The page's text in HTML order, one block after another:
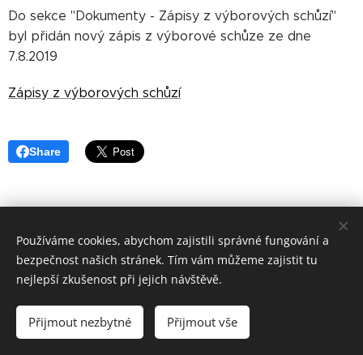
Do sekce "Dokumenty - Zápisy z výborových schůzí"
byl přidán nový zápis z výborové schůze ze dne
7.8.2019
Zápisy z výborových schůzí
Share
Sportovní 142,288 02 Nymburk, IČO:45829110,
nymburk@mocrs.cz
Cookies
Používáme cookies, abychom zajistili správné fungování a
bezpečnost našich stránek. Tím vám můžeme zajistit tu
nejlepší zkušenost při jejich návštěvě.
Přijmout nezbytné Přijmout vše